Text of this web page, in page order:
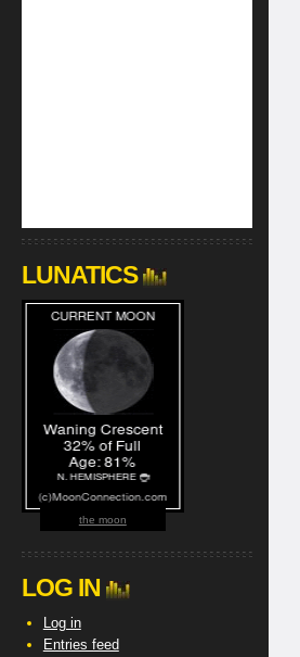
LUNATICS
the moon
LOG IN
Log in
Entries feed